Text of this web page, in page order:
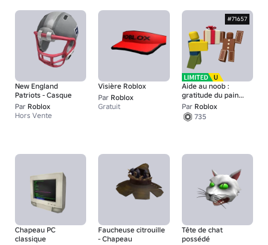
New England
Patriots - Casque
Par Roblox
Hors Vente
Visière Roblox
Par Roblox
Gratuit
#71657
Aide au noob :
gratitude du pain
d'épice
Par Roblox
735
Chapeau PC
classique
Faucheuse citrouille
- Chapeau
Tête de chat
possédé